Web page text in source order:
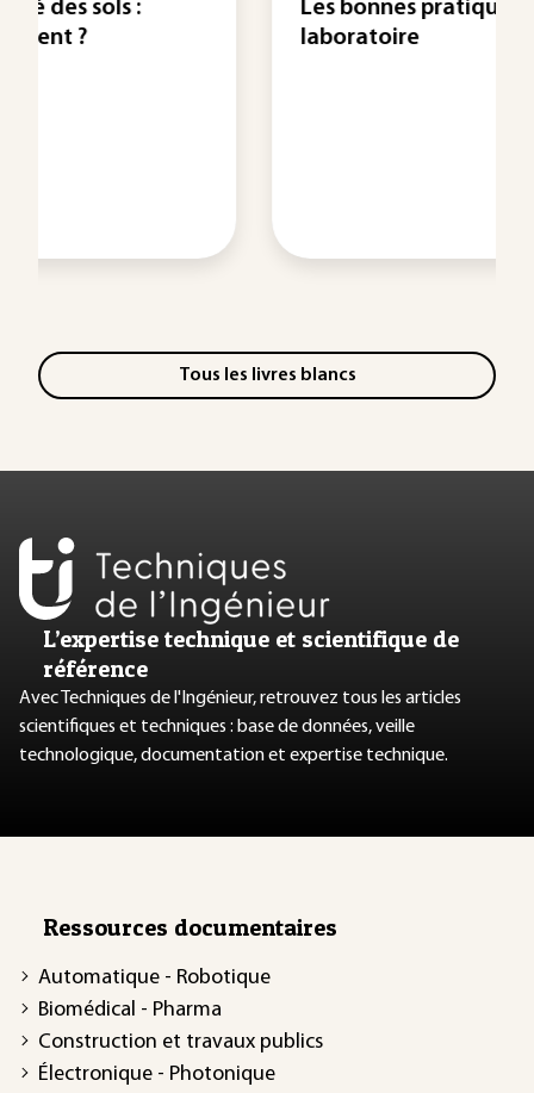
Les bonnes pratiques de
Tous les livres blancs
L’expertise technique et scientifique de
référence
Avec Techniques de l'Ingénieur, retrouvez tous les articles
scientifiques et techniques : base de données, veille
technologique, documentation et expertise technique.
Ressources documentaires
Automatique - Robotique
Biomédical - Pharma
Construction et travaux publics
Électronique - Photonique